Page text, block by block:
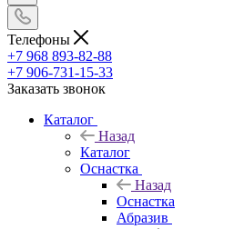
Телефоны
+7 968 893-82-88
+7 906-731-15-33
Заказать звонок
Каталог
Назад
Каталог
Оснастка
Назад
Оснастка
Абразив